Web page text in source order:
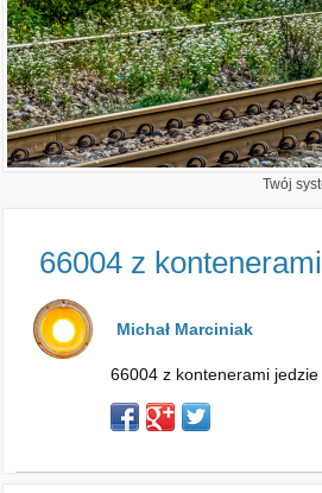
Twój
66004 z kontenerami
Michał Marciniak
66004 z kontenerami